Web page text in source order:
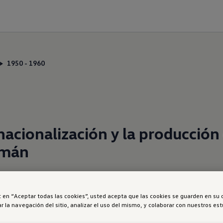
1950 - 1960
y la producción
y producción masiva
para Volkswagen. En un contexto de
marca pasó de ser un fabricante local a
en “Aceptar todas las cookies”, usted acepta que las cookies se guarden en su
la navegación del sitio, analizar el uso del mismo, y colaborar con nuestros